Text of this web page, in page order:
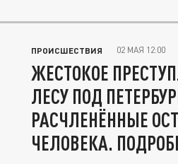
ПРОИСШЕСТВИЯ 02 МАЯ 12:00
ЖЕСТОКОЕ
ЛЕСУ ПОД
РАСЧЛЕНЁННЫЕ
ЧЕЛОВЕКА.